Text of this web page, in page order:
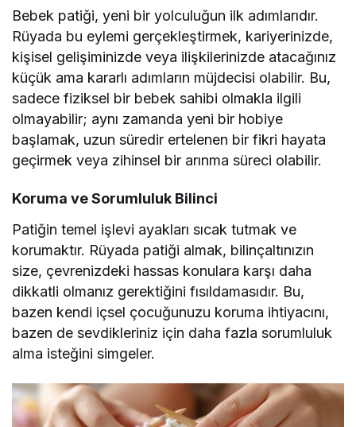
Bebek patiği, yeni bir yolculuğun ilk adımlarıdır.
Rüyada bu eylemi gerçekleştirmek, kariyerinizde,
kişisel gelişiminizde veya ilişkilerinizde atacağınız
küçük ama kararlı adımların müjdecisi olabilir. Bu,
sadece fiziksel bir bebek sahibi olmakla ilgili
olmayabilir; aynı zamanda yeni bir hobiye
başlamak, uzun süredir ertelenen bir fikri hayata
geçirmek veya zihinsel bir arınma süreci olabilir.
Koruma ve Sorumluluk Bilinci
Patiğin temel işlevi ayakları sıcak tutmak ve
korumaktır. Rüyada patiği almak, bilinçaltınızın
size, çevrenizdeki hassas konulara karşı daha
dikkatli olmanız gerektiğini fısıldamasıdır. Bu,
bazen kendi içsel çocuğunuzu koruma ihtiyacını,
bazen de sevdikleriniz için daha fazla sorumluluk
alma isteğini simgeler.